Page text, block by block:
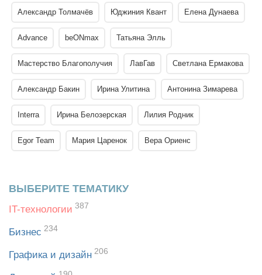
Александр Толмачёв Юджиния Квант Елена Дунаева
Advance beONmax Татьяна Элль
Мастерство Благополучия ЛавГав Светлана Ермакова
Александр Бакин Ирина Улитина Антонина Зимарева
Interra Ирина Белозерская Лилия Родник
Egor Team Мария Царенок Вера Ориенс
ВЫБЕРИТЕ ТЕМАТИКУ
IT-технологии 387
Бизнес 234
Графика и дизайн 206